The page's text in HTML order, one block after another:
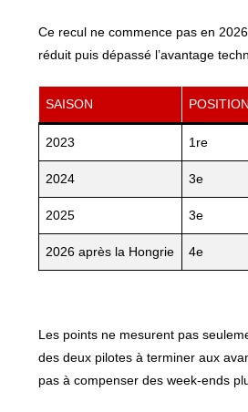
Ce recul ne commence pas en
réduit puis dépassé l’avantage
SAISON
2023 1re
2024 3e
2025 3e
2026 après la Hongrie 4e
Les points ne mesurent pas
des deux pilotes à terminer aux
pas à compenser des week-ends